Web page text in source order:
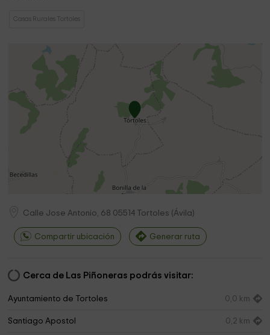
Casas Rurales Tortoles
Calle Jose Antonio, 68 05514 Tortoles (Ávila)
Compartir ubicación Generar ruta
Cerca de Las Piñoneras podrás visitar:
Ayuntamiento de Tortoles 0,0 km
Santiago Apostol 0,2 km